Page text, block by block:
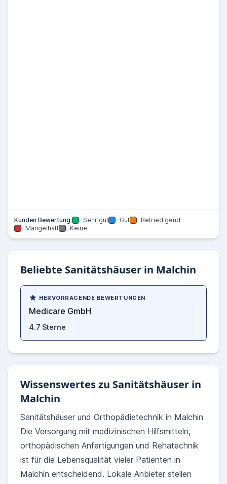
Kunden Bewertung: Sehr gut Gut
Befriedigend
Mangelhaft
Keine
Beliebte Sanitätshäuser in Malchin
HERVORRAGENDE BEWERTUNGEN
Medicare GmbH
4.7 Sterne
Wissenswertes zu Sanitätshäuser in
Malchin
Sanitätshäuser und Orthopädietechnik in Malchin
Die Versorgung mit medizinischen Hilfsmitteln,
orthopädischen Anfertigungen und Rehatechnik
ist für die Lebensqualität vieler Patienten in
Malchin entscheidend. Lokale Anbieter stellen